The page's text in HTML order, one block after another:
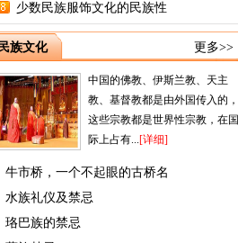
少数民族服饰文化的民族性
更多>>
族文化
中国的佛教、伊斯兰教、天主
教、基督教都是由外国传入的，
这些宗教都是世界性宗教，在国
际上占有...[详细]
牛市桥，一个不起眼的古桥名
水族礼仪及禁忌
珞巴族的禁忌